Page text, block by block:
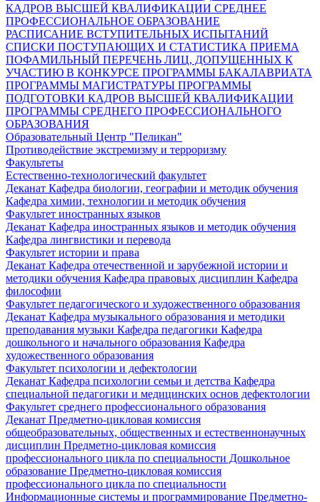
КАДРОВ ВЫСШЕЙ КВАЛИФИКАЦИИ СРЕДНЕЕ
ПРОФЕССИОНАЛЬНОЕ ОБРАЗОВАНИЕ
РАСПИСАНИЕ ВСТУПИТЕЛЬНЫХ ИСПЫТАНИЙ
СПИСКИ ПОСТУПАЮЩИХ И СТАТИСТИКА ПРИЕМА
ПОФАМИЛЬНЫЙ ПЕРЕЧЕНЬ ЛИЦ, ДОПУЩЕННЫХ К
УЧАСТИЮ В КОНКУРСЕ ПРОГРАММЫ БАКАЛАВРИАТА
ПРОГРАММЫ МАГИСТРАТУРЫ ПРОГРАММЫ
ПОДГОТОВКИ КАДРОВ ВЫСШЕЙ КВАЛИФИКАЦИИ
ПРОГРАММЫ СРЕДНЕГО ПРОФЕССИОНАЛЬНОГО
ОБРАЗОВАНИЯ
Образовательный Центр "Пеликан"
Противодействие экстремизму и терроризму
Факультеты
Естественно-технологический факультет
Деканат Кафедра биологии, географии и методик обучения
Кафедра химии, технологии и методик обучения
Факультет иностранных языков
Деканат Кафедра иностранных языков и методик обучения
Кафедра лингвистики и перевода
Факультет истории и права
Деканат Кафедра отечественной и зарубежной истории и
методики обучения Кафедра правовых дисциплин Кафедра
философии
Факультет педагогического и художественного образования
Деканат Кафедра музыкального образования и методики
преподавания музыки Кафедра педагогики Кафедра
дошкольного и начального образования Кафедра
художественного образования
Факультет психологии и дефектологии
Деканат Кафедра психологии семьи и детства Кафедра
специальной педагогики и медицинских основ дефектологии
Факультет среднего профессионального образования
Деканат Предметно-цикловая комиссия
общеобразовательных, общественных и естественнонаучных
дисциплин Предметно-цикловая комиссия
профессионального цикла по специальности Дошкольное
образование Предметно-цикловая комиссия
профессионального цикла по специальности
Информационные системы и программирование Предметно-